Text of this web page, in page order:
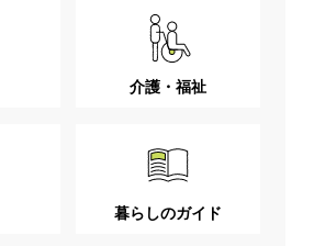
介護・福祉
暮らしのガイド